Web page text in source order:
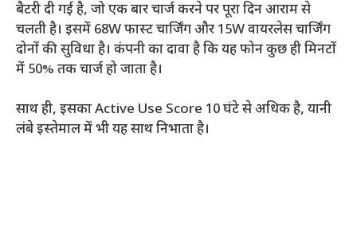
बैटरी दी गई है, जो एक बार चार्ज करने पर पूरा दिन आराम से
चलती है। इसमें 68W फास्ट चार्जिंग और 15W वायरलेस चार्जिंग
दोनों की सुविधा है। कंपनी का दावा है कि यह फोन कुछ ही मिनटों
में 50% तक चार्ज हो जाता है।
साथ ही, इसका Active Use Score 10 घंटे से अधिक है, यानी
लंबे इस्तेमाल में भी यह साथ निभाता है।